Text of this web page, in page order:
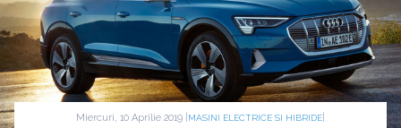
Miercuri, 10 Aprilie 2019 | MASINI ELECTRICE SI HIBRIDE